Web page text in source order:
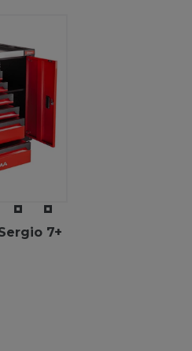
7+